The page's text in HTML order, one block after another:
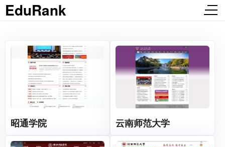
EduRank
昭通学院 云南师范大学